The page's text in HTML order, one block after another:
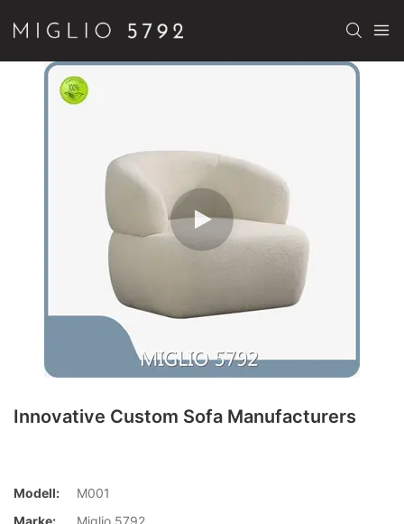
Innovative Custom Sofa Manufacturers
Modell:
M001